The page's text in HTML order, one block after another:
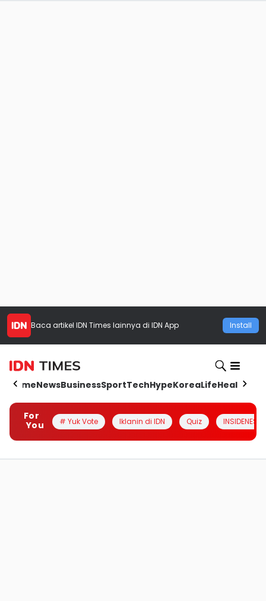
Baca artikel IDN Times lainnya di IDN App Install
HomeNewsBusinessSportTechHypeKoreaLifeHealth
For
You
# Yuk Vote Iklanin di IDN Quiz INSIDENESIA